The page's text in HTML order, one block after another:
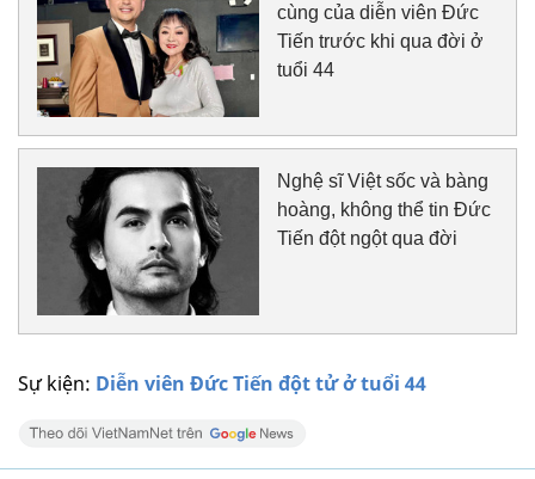
Sự kiện: Diễn viên Đức Tiến đột tử ở tuổi 44
cùng của diễn viên Đức
Tiến trước khi qua đời ở
tuổi 44
Nghệ sĩ Việt sốc và bàng
hoàng, không thể tin Đức
Tiến đột ngột qua đời